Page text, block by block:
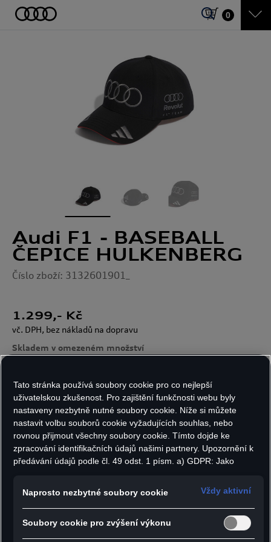
0
Audi F1 - BASEBALL
ČEPICE HULKENBERG
Číslo zboží: 3132601901_
1.299,- Kč
vč. DPH, bez nákladů na dopravu
Skladem v omezeném množství
Velikost: Počet kusů:
Do košíku
- Snapback kšiltovka s kontrastním proužkem na
kšiltu, vyrobená z rychleschnoucího a
Tato stránka používá soubory cookie pro co nejlepší
uživatelskou zkušenost. Pro zajištění funkčnosti webu byly
nastaveny nezbytně nutné soubory cookie. Níže si můžete
nastavit volbu souborů cookie vyžadujících souhlas, nebo
rovnou přijmout všechny soubory cookie. Tímto dojde ke
zpracování identifikačních údajů našimi partnery. Upozornění k
předávání údajů podle čl. 49 odst. 1 písm. a) GDPR: Jako
používán Google Analytics. Nelze vyloučit, že společnost
Google Ireland jako náš smluvní partner předává osobní údaje
do USA (zejména společnosti Google LLC). Ve Spojených
státech neexistuje úroveň ochrany osobních údajů věcně
rovnocenná Evropské unii a chybí rozhodnutí Evropské komise
Naprosto nezbytné soubory cookie Vždy aktivní
Soubory cookie pro zvýšení výkonu